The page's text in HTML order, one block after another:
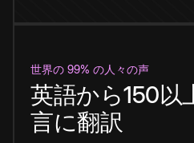
世界の 99% の人々の声
英語から150以
言に翻訳